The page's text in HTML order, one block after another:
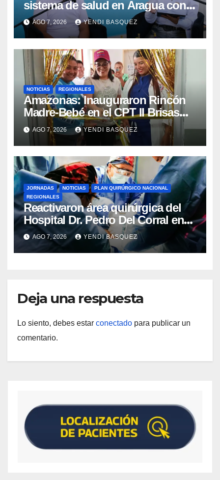
sistema de salud en Aragua con
la reinauguración del CDI La Mora
AGO 7, 2026 YENDI BASQUEZ
NOTICIAS REGIONALES
​Amazonas: Inauguraron Rincón
Madre-Bebé en el CPT II Brisas
del Aeropuerto ​Inauguraron
Rincón
AGO 7, 2026 YENDI BASQUEZ
JORNADAS NOTICIAS
PLAN QUIRÚRGICO NACIONAL
REGIONALES
Reactivaron área quirúrgica del
Hospital Dr. Pedro Del Corral en
Guárico
AGO 7, 2026 YENDI BASQUEZ
Deja una respuesta
Lo siento, debes estar conectado para publicar un
comentario.